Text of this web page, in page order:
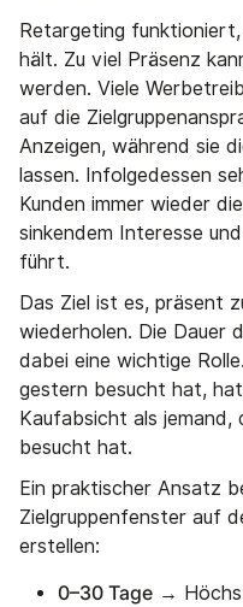
Retargeting
hält. Zu viel Präsenz
werden. Viele
auf die
Anzeigen, während sie
lassen. Infolgedessen
Kunden immer wieder
sinkendem Interesse
führt.
Das Ziel ist es, präsent
wiederholen. Die Dauer
dabei eine wichtige
gestern besucht hat,
Kaufabsicht als
besucht hat.
Ein praktischer Ansatz
Zielgruppenfenster auf
erstellen:
0–30 Tage →